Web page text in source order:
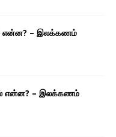
என்ன? – இலக்கணம்
என்ன? – இலக்கணம்